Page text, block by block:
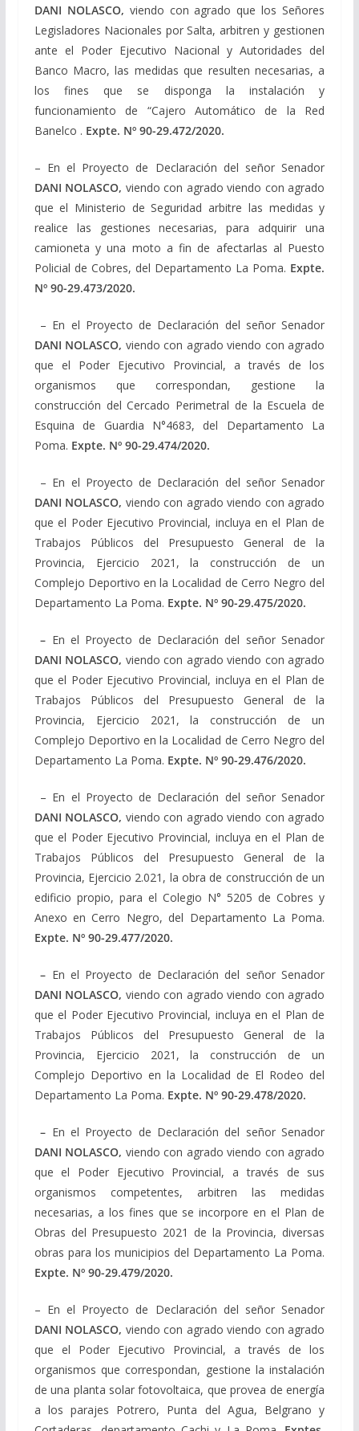
DANI NOLASCO, viendo con agrado que los Señores
Legisladores Nacionales por Salta, arbitren y gestionen
ante el Poder Ejecutivo Nacional y Autoridades del
Banco Macro, las medidas que resulten necesarias, a
los fines que se disponga la instalación y
funcionamiento de “Cajero Automático de la Red
Banelco . Expte. Nº 90-29.472/2020.
– En el Proyecto de Declaración del señor Senador
DANI NOLASCO, viendo con agrado viendo con agrado
que el Ministerio de Seguridad arbitre las medidas y
realice las gestiones necesarias, para adquirir una
camioneta y una moto a fin de afectarlas al Puesto
Policial de Cobres, del Departamento La Poma. Expte.
Nº 90-29.473/2020.
– En el Proyecto de Declaración del señor Senador
DANI NOLASCO, viendo con agrado viendo con agrado
que el Poder Ejecutivo Provincial, a través de los
organismos que correspondan, gestione la
construcción del Cercado Perimetral de la Escuela de
Esquina de Guardia N°4683, del Departamento La
Poma. Expte. Nº 90-29.474/2020.
– En el Proyecto de Declaración del señor Senador
DANI NOLASCO, viendo con agrado viendo con agrado
que el Poder Ejecutivo Provincial, incluya en el Plan de
Trabajos Públicos del Presupuesto General de la
Provincia, Ejercicio 2021, la construcción de un
Complejo Deportivo en la Localidad de Cerro Negro del
Departamento La Poma. Expte. Nº 90-29.475/2020.
– En el Proyecto de Declaración del señor Senador
DANI NOLASCO, viendo con agrado viendo con agrado
que el Poder Ejecutivo Provincial, incluya en el Plan de
Trabajos Públicos del Presupuesto General de la
Provincia, Ejercicio 2021, la construcción de un
Complejo Deportivo en la Localidad de Cerro Negro del
Departamento La Poma. Expte. Nº 90-29.476/2020.
– En el Proyecto de Declaración del señor Senador
DANI NOLASCO, viendo con agrado viendo con agrado
que el Poder Ejecutivo Provincial, incluya en el Plan de
Trabajos Públicos del Presupuesto General de la
Provincia, Ejercicio 2.021, la obra de construcción de un
edificio propio, para el Colegio N° 5205 de Cobres y
Anexo en Cerro Negro, del Departamento La Poma.
Expte. Nº 90-29.477/2020.
– En el Proyecto de Declaración del señor Senador
DANI NOLASCO, viendo con agrado viendo con agrado
que el Poder Ejecutivo Provincial, incluya en el Plan de
Trabajos Públicos del Presupuesto General de la
Provincia, Ejercicio 2021, la construcción de un
Complejo Deportivo en la Localidad de El Rodeo del
Departamento La Poma. Expte. Nº 90-29.478/2020.
– En el Proyecto de Declaración del señor Senador
DANI NOLASCO, viendo con agrado viendo con agrado
que el Poder Ejecutivo Provincial, a través de sus
organismos competentes, arbitren las medidas
necesarias, a los fines que se incorpore en el Plan de
Obras del Presupuesto 2021 de la Provincia, diversas
obras para los municipios del Departamento La Poma.
Expte. Nº 90-29.479/2020.
– En el Proyecto de Declaración del señor Senador
DANI NOLASCO, viendo con agrado viendo con agrado
que el Poder Ejecutivo Provincial, a través de los
organismos que correspondan, gestione la instalación
de una planta solar fotovoltaica, que provea de energía
a los parajes Potrero, Punta del Agua, Belgrano y